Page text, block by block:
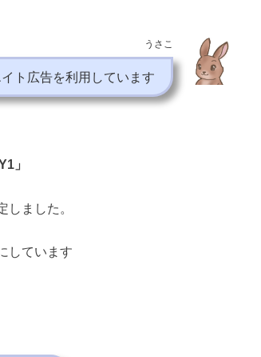
うさこ
ト広告を利用しています
」
ました。
しています